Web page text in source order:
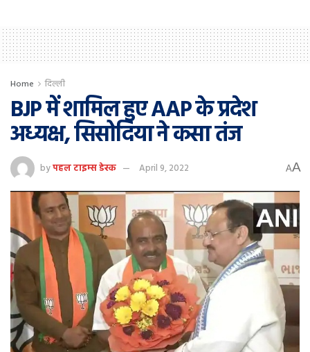
Home दिल्ली
BJP में शामिल हुए AAP के प्रदेश
अध्यक्ष, सिसोदिया ने कसा तंज
byपहल टाइम्स डेस्क April 9, 2022 AA